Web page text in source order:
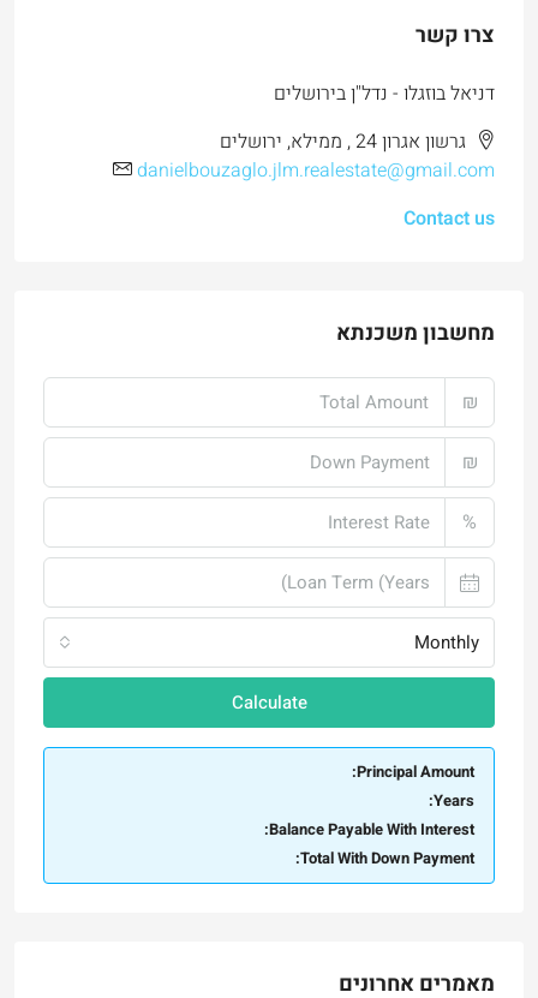
צרו קשר
דניאל בוזגלו - נדל"ן בירושלים
גרשון אגרון 24 , ממילא, ירושלים
danielbouzaglo.jlm.realestate@gmail.com
Contact us
מחשבון משכנתא
₪
₪
%
Monthly
Calculate
Principal Amount:
Years:
Balance Payable With Interest:
Total With Down Payment:
מאמרים אחרונים